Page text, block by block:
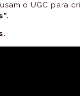
o UGC para